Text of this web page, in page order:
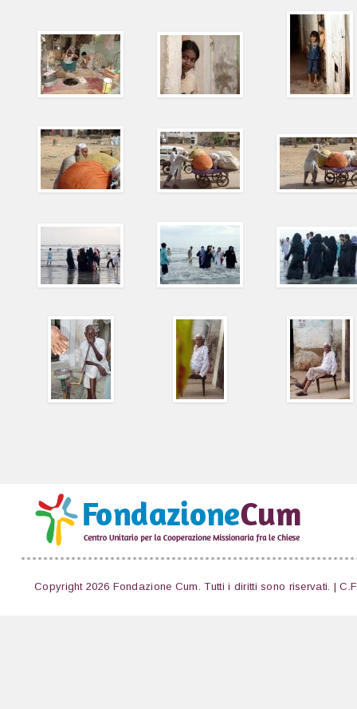
Copyright 2026 Fondazione Cum. Tutti i diritti sono riservati. |